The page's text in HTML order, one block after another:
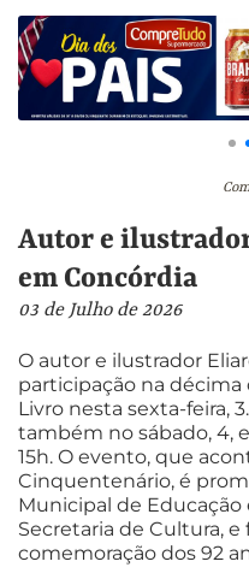
Autor e
em Concórdia
03 de Julho de 2026
O autor e ilustrador
participação na décima
Livro nesta sexta-feira,
também no sábado, 4,
15h. O evento, que
Cinquentenário, é
Municipal de Educação
Secretaria de Cultura,
comemoração dos 92